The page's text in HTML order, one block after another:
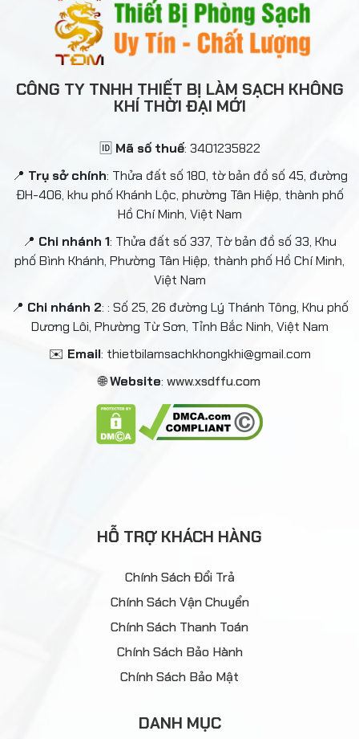
CÔNG TY TNHH THIẾT BỊ LÀM SẠCH KHÔNG
KHÍ THỜI ĐẠI MỚI
🆔 Mã số thuế: 3401235822
📍 Trụ sở chính: Thửa đất số 180, tờ bản đồ số 45, đường
ĐH-406, khu phố Khánh Lộc, phường Tân Hiệp, thành phố
Hồ Chí Minh, Việt Nam
📍 Chi nhánh 1: Thửa đất số 337, Tờ bản đồ số 33, Khu
phố Bình Khánh, Phường Tân Hiệp, thành phố Hồ Chí Minh,
Việt Nam
📍 Chi nhánh 2: : Số 25, 26 đường Lý Thánh Tông, Khu phố
Dương Lôi, Phường Từ Sơn, Tỉnh Bắc Ninh, Việt Nam
✉️ Email: thietbilamsachkhongkhi@gmail.com
🌐Website: www.xsdffu.com
HỖ TRỢ KHÁCH HÀNG
Chính Sách Đổi Trả
Chính Sách Vận Chuyển
Chính Sách Thanh Toán
Chính Sách Bảo Hành
Chính Sách Bảo Mật
DANH MỤC